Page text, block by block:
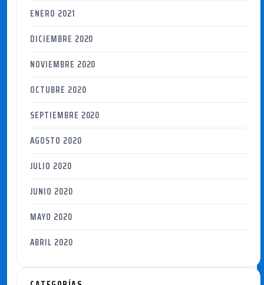
ENERO 2021
DICIEMBRE 2020
NOVIEMBRE 2020
OCTUBRE 2020
SEPTIEMBRE 2020
AGOSTO 2020
JULIO 2020
JUNIO 2020
MAYO 2020
ABRIL 2020